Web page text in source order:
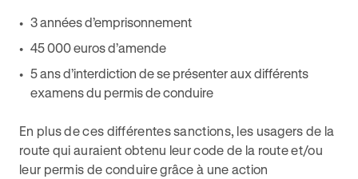
3 années d’emprisonnement
45 000 euros d’amende
5 ans d’interdiction de se présenter aux différents
examens du permis de conduire
En plus de ces différentes sanctions, les usagers de la
route qui auraient obtenu leur code de la route et/ou
leur permis de conduire grâce à une action